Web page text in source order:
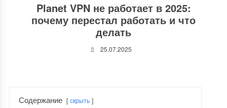
Planet VPN не работает в 2025:
почему перестал работать и что
делать
25.07.2025
Содержание скрыть